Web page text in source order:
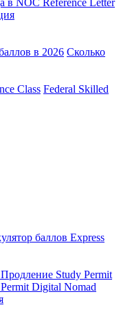
в 2026 Сколько
Class Federal Skilled
баллов Express
Продление Study Permit
Digital Nomad